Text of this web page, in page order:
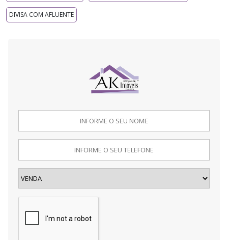
DIVISA COM AFLUENTE